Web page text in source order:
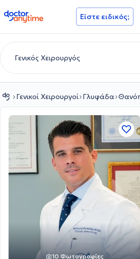
doctoranytime Είστε ειδικός;
Γενικοί Χειρουργοί Γλυφάδα
10 Φωτογραφίες